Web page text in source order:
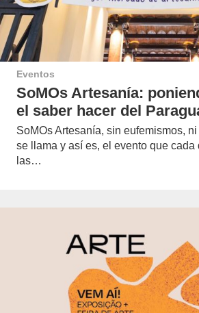
Eventos
SoMOs Artesanía:
el saber hacer del
SoMOs Artesanía, sin eufemismos,
se llama y así es, el evento que cada
las…